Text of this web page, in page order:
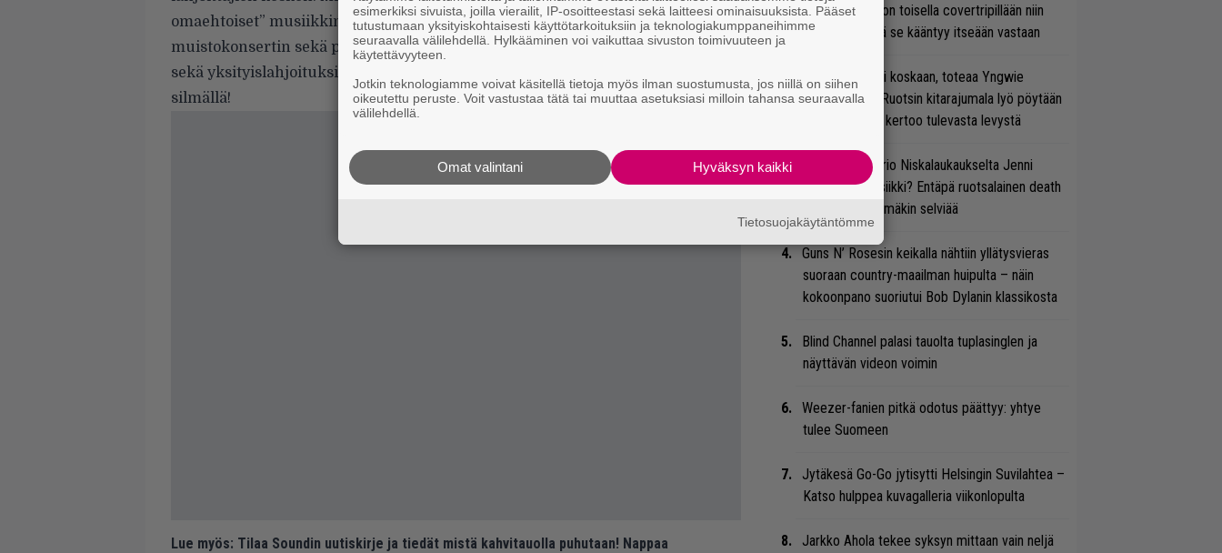
omaehtoiset” musiikkinikkarit. Lahjoitusvarat koostuvat Teikarin
muistokonsertin sekä postuumisti julkaistun Poolside Muzic-albumin tuotoista
sekä yksityislahjoituksista. Mikäli alkoi kiinnostaa, pidä
silmällä!
Lue myös: Tilaa Soundin uutiskirje ja tiedät mistä kahvitauolla puhutaan! Nappaa
Arvio: Saimaa on toisella covertripillään niin
suvereeni, että se kääntyy itseään vastaan
Se on nyt tai ei koskaan, toteaa Yngwie
Malmsteen – Ruotsin kitarajumala lyö pöytään
uuden biisin ja kertoo tulevasta levystä
Miten taipuu Trio Niskalaukaukselta Jenni
Vartiaisen musiikki? Entäpä ruotsalainen death
metal? Pian tämäkin selviää
Guns N’ Rosesin keikalla nähtiin yllätysvieras
suoraan country-maailman huipulta – näin
kokoonpano suoriutui Bob Dylanin klassikosta
Blind Channel palasi tauolta tuplasinglen ja
näyttävän videon voimin
Weezer-fanien pitkä odotus päättyy: yhtye
tulee Suomeen
Jytäkesä Go-Go jytisytti Helsingin Suvilahtea –
Katso hulppea kuvagalleria viikonlopulta
Jarkko Ahola tekee syksyn mittaan vain neljä
esimerkiksi sivuista, joilla vierailit, IP-osoitteestasi sekä laitteesi ominaisuuksista. Pääset
tutustumaan yksityiskohtaisesti käyttötarkoituksiin ja teknologiakumppaneihimme
seuraavalla välilehdellä. Hylkääminen voi vaikuttaa sivuston toimivuuteen ja
käytettävyyteen.
Jotkin teknologiamme voivat käsitellä tietoja myös ilman suostumusta, jos niillä on siihen
oikeutettu peruste. Voit vastustaa tätä tai muuttaa asetuksiasi milloin tahansa seuraavalla
välilehdellä.
Hyväksyn kaikki
Omat valintani
Tietosuojakäytäntömme